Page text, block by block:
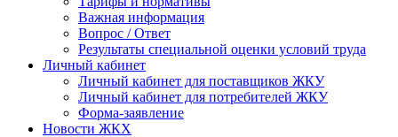
Важная информация
Вопрос / Ответ
Результаты специальной оценки условий труда
Личный кабинет
Личный кабинет для поставщиков ЖКУ
Личный кабинет для потребителей ЖКУ
Форма-заявление
Новости ЖКХ